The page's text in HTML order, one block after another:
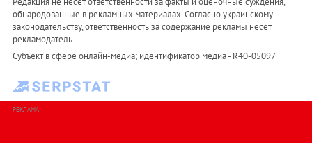
обнародованные в рекламных материалах. Согласно украинскому
законодательству, ответственность за содержание рекламы несет
рекламодатель.
Субъект в сфере онлайн-медиа; идентификатор медиа - R40-05097
РЕКЛАМА